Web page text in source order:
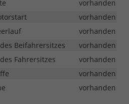
vorhanden
vorhanden
vorhanden
Beifahrersitzes
vorhanden
Fahrersitzes
vorhanden
vorhanden
vorhanden